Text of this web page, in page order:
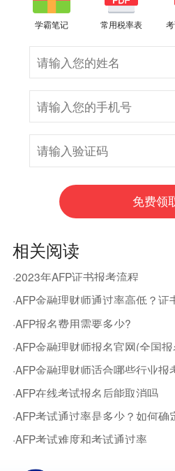
学霸笔记 常用税率表
相关阅读
·2023年AFP证书报考流程
·AFP金融理财师通过率高低？证
·AFP报名费用需要多少?
·AFP金融理财师报名官网(全国
·AFP金融理财师适合哪些行业报
·AFP在线考试报名后能取消吗
·AFP考试通过率是多少？如何确
·AFP考试难度和考试通过率